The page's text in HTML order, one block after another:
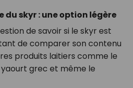
du skyr : une option légère
de savoir si le skyr est
de comparer son contenu
produits laitiers comme le
grec et même le